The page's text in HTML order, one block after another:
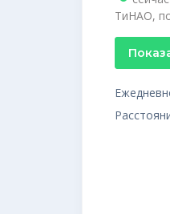
ТиНАО,